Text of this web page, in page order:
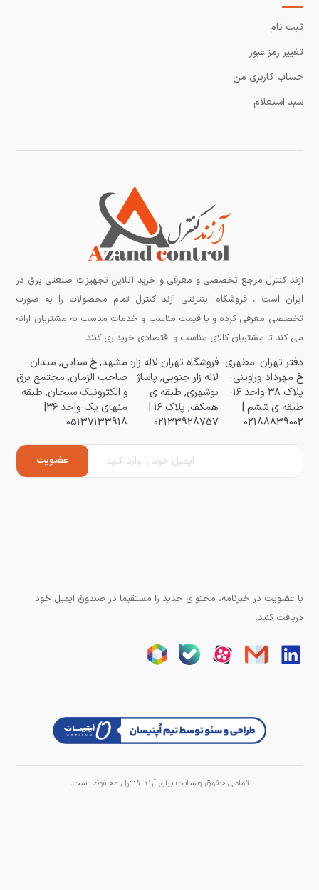
ثبت نام
تغییر رمز عبور
حساب کاربری من
سبد استعلام
آزند کنترل مرجع تخصصی و معرفی و خرید آنلاین تجهیزات صنعتی برق در
ایران است ، فروشگاه اینترنتی آزند کنترل تمام محصولات را به صورت
تخصصی معرفی کرده و با قیمت مناسب و خدمات مناسب به مشتریان ارائه
می کند تا مشتریان کالای مناسب و اقتصادی خریداری کنند .
دفتر تهران :مطهری-
خ مهرداد-وراوینی-
پلاک ۳۸-واحد ۱۶-
طبقه ی ششم |
02188839002
فروشگاه تهران لاله زار:
لاله زار جنوبی, پاساژ
بوشهری, طبقه ی
همکف, پلاک ۱۶ |
02133928757
مشهد, خ سنایی, میدان
صاحب الزمان, مجتمع برق
و الکترونیک سبحان, طبقه
منهای یک-واحد ۳۶|
05137133918
با عضویت در خبرنامه، محتوای جدید را مستقیما در صندوق ایمیل خود
دریافت کنید.
تمامی حقوق وبسایت برای آزند کنترل محفوظ است.